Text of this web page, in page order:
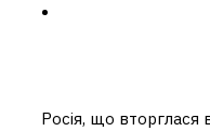
Росія, що вторглася